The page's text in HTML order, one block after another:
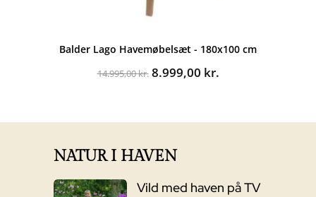
Balder Lago Havemøbelsæt - 180x100 cm
14.995,00kr. Den
8.999,00 kr.Den
NATUR I HAVEN
Vild med haven på TV